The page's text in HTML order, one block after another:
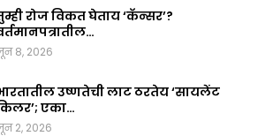
रोज विकत घेताय ‘कॅन्सर’?
8, 2026
उष्णतेची लाट ठरतेय ‘सायलेंट
एका…
2, 2026